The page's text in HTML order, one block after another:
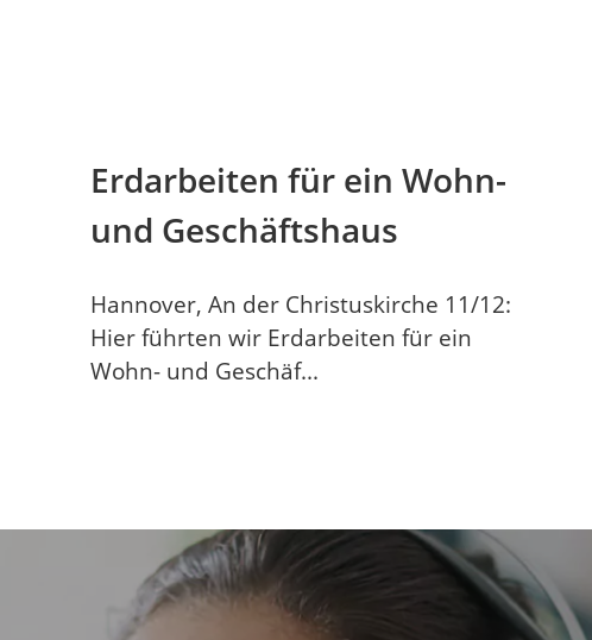
Erdarbeiten für ein Wohn-
und Geschäftshaus
Hannover, An der Christuskirche 11/12:
Hier führten wir Erdarbeiten für ein
Wohn- und Geschäf...